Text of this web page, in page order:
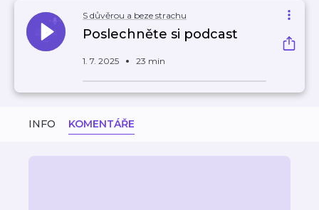
S důvěrou a beze strachu
Poslechněte si podcast
1. 7. 2025 23 min
INFO KOMENTÁŘE